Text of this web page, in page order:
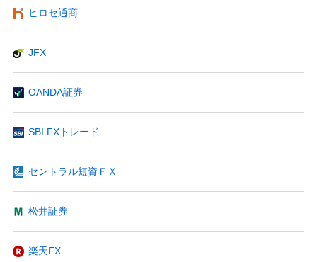
ヒロセ通商
JFX
OANDA証券
SBI FXトレード
セントラル短資ＦＸ
松井証券
楽天FX